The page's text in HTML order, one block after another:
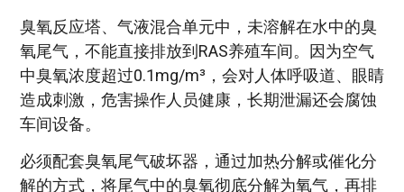
臭氧反应塔、气液混合单元中，未溶解在水中的臭
氧尾气，不能直接排放到RAS养殖车间。因为空气
中臭氧浓度超过0.1mg/m³，会对人体呼吸道、眼睛
造成刺激，危害操作人员健康，长期泄漏还会腐蚀
车间设备。
必须配套臭氧尾气破坏器，通过加热分解或催化分
解的方式，将尾气中的臭氧彻底分解为氧气，再排